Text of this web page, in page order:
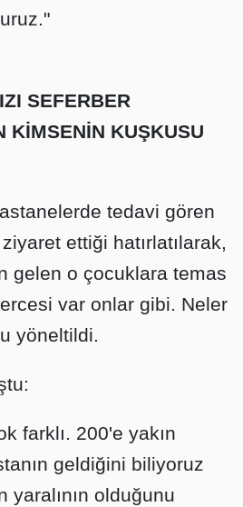
SEFERBER
KİMSENİN KUŞKUSU
tedavi gören
ettiği hatırlatılarak,
gelen o çocuklara temas
var onlar gibi. Neler
yöneltildi.
farklı. 200'e yakın
geldiğini biliyoruz
yaralının olduğunu